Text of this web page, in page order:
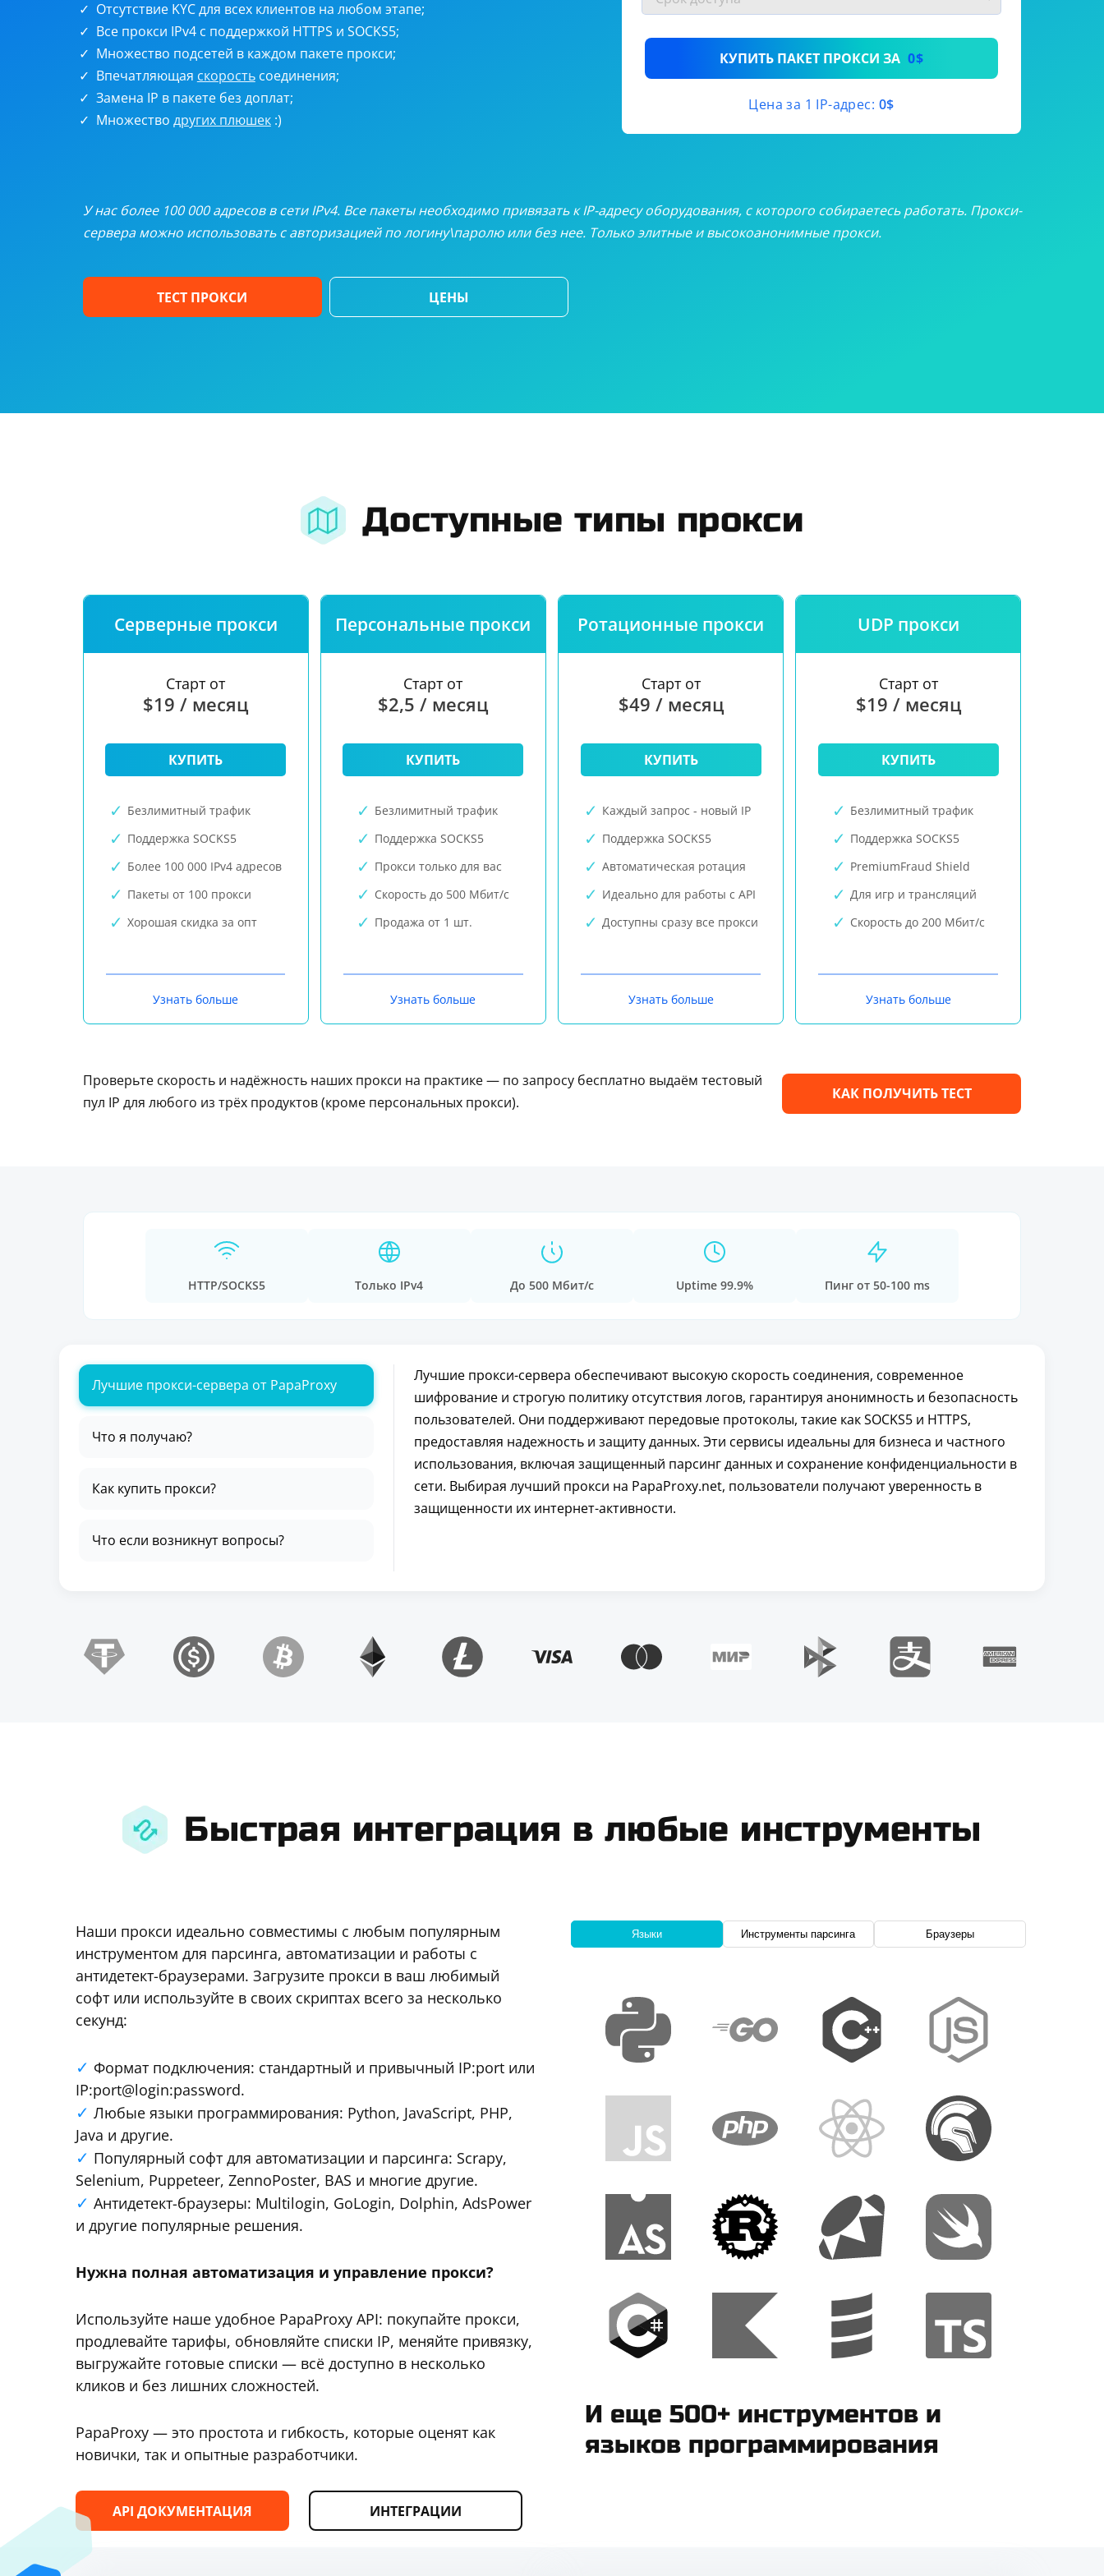
Статические резидентные прокси $33/месяц
/месяц
Отсутствие KYC для всех клиентов на любом этапе;
Все прокси IPv4 с поддержкой HTTPS и SOCKS5;
Множество подсетей в каждом пакете прокси;
Впечатляющая скоростьсоединения;
Замена IP в пакете без доплат;
Множество других плюшек:)
КУПИТЬ ПАКЕТ ПРОКСИ ЗА 0$
Цена за 1 IP-адрес: 0$
У нас более 100 000 адресов в сети IPv4. Все пакеты необходимо привязать к IP-адресу оборудования, с которого собираетесь работать. Прокси-
сервера можно использовать с авторизацией по логину\паролю или без нее. Только элитные и высокоанонимные прокси.
ТЕСТ ПРОКСИ ЦЕНЫ
Доступные типы прокси
Серверные прокси
Старт от
$19 / месяц
КУПИТЬ
Безлимитный трафик
Поддержка SOCKS5
Более 100 000 IPv4 адресов
Пакеты от 100 прокси
Хорошая скидка за опт
Узнать больше
Персональные прокси
Старт от
$2,5 / месяц
КУПИТЬ
Безлимитный трафик
Поддержка SOCKS5
Прокси только для вас
Скорость до 500 Мбит/с
Продажа от 1 шт.
Узнать больше
Ротационные прокси
Старт от
$49 / месяц
КУПИТЬ
Каждый запрос - новый IP
Поддержка SOCKS5
Автоматическая ротация
Идеально для работы с API
Доступны сразу все прокси
Узнать больше
UDP прокси
Старт от
$19 / месяц
КУПИТЬ
Безлимитный трафик
Поддержка SOCKS5
PremiumFraud Shield
Для игр и трансляций
Скорость до 200 Мбит/с
Узнать больше
Проверьте скорость и надёжность наших прокси на практике — по запросу бесплатно выдаём тестовый
пул IP для любого из трёх продуктов (кроме персональных прокси).
КАК ПОЛУЧИТЬ ТЕСТ
HTTP/SOCKS5 Только IPv4 До 500 Мбит/с Uptime 99.9% Пинг от 50-100 ms
Лучшие прокси-сервера от PapaProxy
Что я получаю?
Как купить прокси?
Что если возникнут вопросы?
Лучшие прокси-сервера обеспечивают высокую скорость соединения, современное
шифрование и строгую политику отсутствия логов, гарантируя анонимность и безопасность
пользователей. Они поддерживают передовые протоколы, такие как SOCKS5 и HTTPS,
предоставляя надежность и защиту данных. Эти сервисы идеальны для бизнеса и частного
использования, включая защищенный парсинг данных и сохранение конфиденциальности в
сети. Выбирая лучший прокси на PapaProxy.net, пользователи получают уверенность в
защищенности их интернет-активности.
Быстрая интеграция в любые инструменты
Наши прокси идеально совместимы с любым популярным
инструментом для парсинга, автоматизации и работы с
антидетект-браузерами. Загрузите прокси в ваш любимый
софт или используйте в своих скриптах всего за несколько
секунд:
Формат подключения: стандартный и привычный IP:port или
IP:port@login:password.
Любые языки программирования: Python, JavaScript, PHP,
Java и другие.
Популярный софт для автоматизации и парсинга: Scrapy,
Selenium, Puppeteer, ZennoPoster, BAS и многие другие.
Антидетект-браузеры: Multilogin, GoLogin, Dolphin, AdsPower
и другие популярные решения.
Нужна полная автоматизация и управление прокси?
Используйте наше удобное PapaProxy API: покупайте прокси,
продлевайте тарифы, обновляйте списки IP, меняйте привязку,
выгружайте готовые списки — всё доступно в несколько
кликов и без лишних сложностей.
PapaProxy — это простота и гибкость, которые оценят как
новички, так и опытные разработчики.
API ДОКУМЕНТАЦИЯ ИНТЕГРАЦИИ
Языки Инструменты парсинга Браузеры
И еще 500+ инструментов и
языков программирования